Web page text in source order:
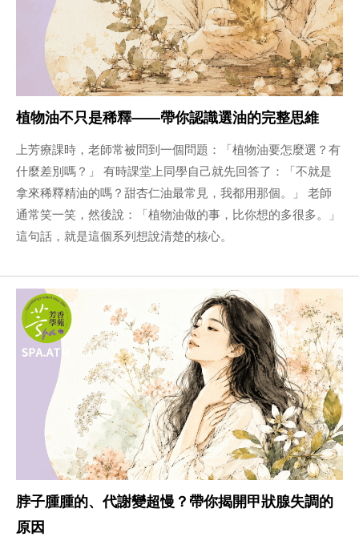
植物油不只是稀釋——帶你認識選油的完整思維
上芳療課時，老師常被問到一個問題：「植物油要怎麼選？有
什麼差別嗎？」 有時課堂上同學自己就先回答了：「不就是
拿來稀釋精油的嗎？甜杏仁油最常見，我都用那個。」 老師
通常笑一笑，然後說：「植物油做的事，比你想的多很多。」
這句話，就是這個系列想說清楚的核心。
脖子腫腫的、代謝變超慢？帶你揭開甲狀腺失調的
原因